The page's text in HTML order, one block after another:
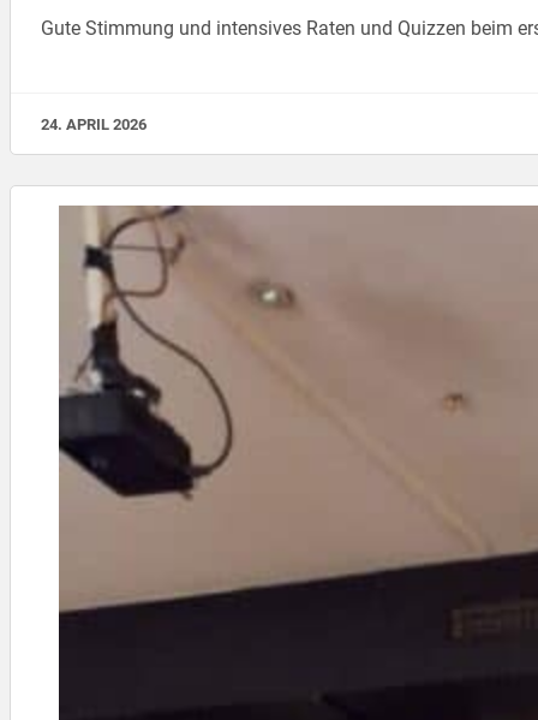
Gute Stimmung und intensives Raten und Quizzen beim
24. APRIL 2026